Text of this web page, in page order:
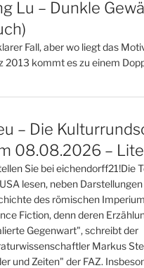
Lu – Dunkle
Fall, aber wo liegt das
2013 kommt es zu einem
– Die
08.08.2026 –
Sie bei eichendorff21!Die
lesen, neben
des römischen
Fiction, denn deren
Gegenwart", schreibt der
Markus
und Zeiten" der FAZ.